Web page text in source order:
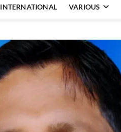
INTERNATIONAL VARIOUS